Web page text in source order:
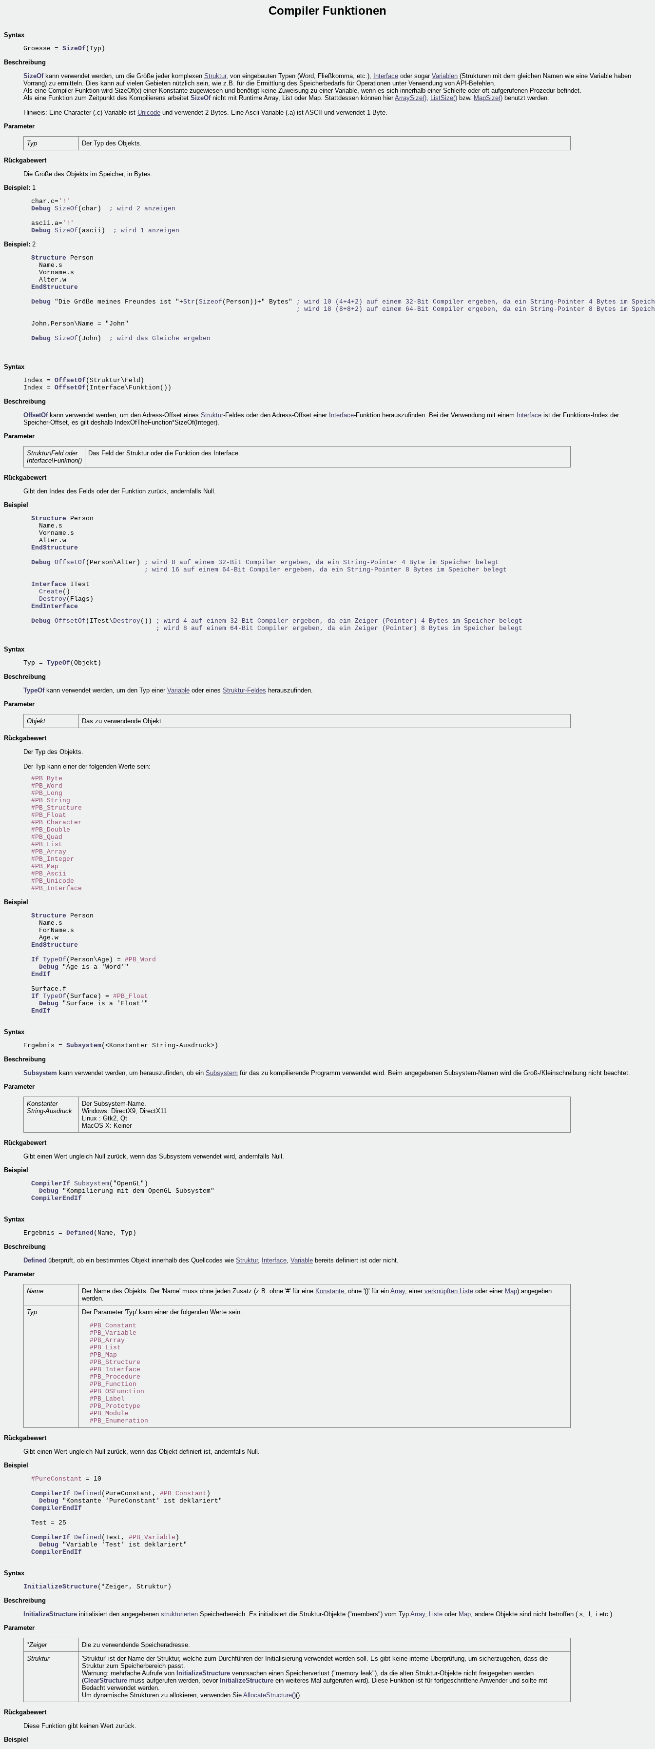
Compiler Funktionen
Syntax
Groesse = SizeOf
Beschreibung
SizeOfkann verwendet werden, um die Größe jeder komplexen Struktur, von eingebauten Typen (Word, Fließkomma, etc.), Interface oder sogar Variablen (Strukturen mit dem gleichen Namen wie eine Variable haben
Vorrang) zu ermitteln. Dies kann auf vielen Gebieten nützlich sein, wie z.B. für die Ermittlung des Speicherbedarfs für Operationen unter Verwendung von API-Befehlen.
Als eine Compiler-Funktion wird SizeOf(x) einer Konstante zugewiesen und benötigt keine Zuweisung zu einer Variable, wenn es sich innerhalb einer Schleife oder oft aufgerufenen Prozedur befindet.
Als eine Funktion zum Zeitpunkt des Kompilierens arbeitet SizeOfnicht mit Runtime Array, List oder Map. Stattdessen können hierArraySize(), ListSize() bzw. MapSize() benutzt werden.
Hinweis: Eine Character (.c) Variable ist Unicode und verwendet 2 Bytes. Eine Ascii-Variable (.a) ist ASCII und verwendet 1 Byte.
Parameter
Typ Der Typ des Objekts.
Rückgabewert
Die Größe des Objekts im Speicher, in Bytes.
Beispiel: 1
  char.c=
'!'
Debug SizeOf (char)
; wird 2 anzeigen
  ascii.a=
'!'
Debug SizeOf (ascii)
; wird 1 anzeigen
Beispiel: 2
Structure Person
    Name.s
    Vorname.s
    Alter.w
EndStructure
Debug "Die Größe meines Freundes ist "+Str ( Sizeof (Person))+" Bytes"
; wird 10 (4+4+2) auf einem 32-Bit Compiler ergeben, da ein String-Pointer 4 Bytes im
; wird 18 (8+8+2) auf einem 64-Bit Compiler ergeben, da ein String-Pointer 8 Bytes im
  John.Person\Name = "John"
Debug SizeOf (John) ; wird das Gleiche ergeben
Syntax
Index = OffsetOf (Struktur\Feld)
Index = OffsetOf
Beschreibung
OffsetOfkann verwendet werden, um den Adress-Offset eines Struktur-Feldes oder den Adress-Offset einer Interface-Funktion herauszufinden. Bei der Verwendung mit einem Interface ist der Funktions-Index der
Speicher-Offset, es gilt deshalb IndexOfTheFunction*SizeOf(Integer).
Parameter
Struktur\Feld oder
Interface\Funktion()
Das Feld der Struktur oder die Funktion des Interface.
Rückgabewert
Gibt den Index des Felds oder der Funktion zurück, andernfalls Null.
Beispiel
Structure Person
    Name.s
    Vorname.s
    Alter.w
EndStructure
Debug OffsetOf (Person\Alter)
; wird 8 auf einem 32-Bit Compiler ergeben, da ein String-Pointer 4 Byte im Speicher belegt
; wird 16 auf einem 64-Bit Compiler ergeben, da ein String-Pointer 8 Bytes im Speicher belegt
Interface
    Create
    Destroy
(Flags)
EndInterface
Debug OffsetOf (ITest\Destroy())
; wird 4 auf einem 32-Bit Compiler ergeben, da ein Zeiger (Pointer) 4 Bytes im Speicher belegt
; wird 8 auf einem 64-Bit Compiler ergeben, da ein Zeiger (Pointer) 8 Bytes im Speicher belegt
Syntax
Typ = TypeOf
Beschreibung
TypeOfkann verwendet werden, um den Typ einer Variable oder eines Struktur-Feldes herauszufinden.
Parameter
Objekt Das zu verwendende Objekt.
Rückgabewert
Der Typ des Objekts.
Der Typ kann einer der folgenden Werte sein:
#PB_Byte
#PB_Word
#PB_Long
#PB_String
#PB_Structure
#PB_Float
#PB_Character
#PB_Double
#PB_Quad
#PB_List
#PB_Array
#PB_Integer
#PB_Map
#PB_Ascii
#PB_Unicode
#PB_Interface
Beispiel
Structure Person
    Name.s
    ForName.s
    Age.w
EndStructure
If TypeOf (Person\Age) = #PB_Word
Debug "Age is a 'Word'"
EndIf
  Surface.f
If TypeOf (Surface) = #PB_Float
Debug "Surface is a 'Float'"
EndIf
Syntax
Ergebnis = Subsystem
Beschreibung
Subsystem kann verwendet werden, um herauszufinden, ob ein Subsystem für das zu kompilierende Programm verwendet wird. Beim angegebenen Subsystem-Namen wird die Groß-/Kleinschreibung nicht beachtet.
Parameter
Konstanter
String-Ausdruck
Der Subsystem-Name.
Windows: DirectX9, DirectX11
Linux : Gtk2, Qt
MacOS X: Keiner
Rückgabewert
Gibt einen Wert ungleich Null zurück, wenn das Subsystem verwendet wird, andernfalls Null.
Beispiel
CompilerIf Subsystem("OpenGL")
Debug "Kompilierung mit dem OpenGL Subsystem"
CompilerEndIf
Syntax
Ergebnis = Defined
Beschreibung
Defined überprüft, ob ein bestimmtes Objekt innerhalb des Quellcodes wie Struktur, Interface, Variable bereits definiert ist oder nicht.
Parameter
Name Der Name des Objekts. Der 'Name' muss ohne jeden Zusatz (z.B. ohne '#' für eine Konstante, ohne '()' für ein Array, einer verknüpften Liste oder einer Map) angegeben
werden.
Typ
Der Parameter 'Typ' kann einer der folgenden Werte sein:
#PB_Constant
#PB_Variable
#PB_Array
#PB_List
#PB_Map
#PB_Structure
#PB_Interface
#PB_Procedure
#PB_Function
#PB_OSFunction
#PB_Label
#PB_Prototype
#PB_Module
#PB_Enumeration
Rückgabewert
Gibt einen Wert ungleich Null zurück, wenn das Objekt definiert ist, andernfalls Null.
Beispiel
#PureConstant = 10
CompilerIf
Defined (PureConstant, #PB_Constant )
Debug "Konstante 'PureConstant' ist deklariert"
CompilerEndIf
  Test = 25
CompilerIf
Defined (Test, #PB_Variable )
Debug "Variable 'Test' ist deklariert"
CompilerEndIf
Syntax
InitializeStructure
Beschreibung
InitializeStructure initialisiert den angegebenen strukturierten Speicherbereich. Es initialisiert die Struktur-Objekte ("members") vom Typ Array, Liste oder Map, andere Objekte sind nicht betroffen (.s, .l, .i etc.).
Parameter
*Zeiger
Die zu verwendende Speicheradresse.
Struktur
'Struktur' ist der Name der Struktur, welche zum Durchführen der Initialisierung verwendet werden soll. Es gibt keine interne Überprüfung, um sicherzugehen, dass die
Struktur zum Speicherbereich passt.
Warnung: mehrfache Aufrufe von InitializeStructure verursachen einen Speicherverlust ("memory leak"), da die alten Struktur-Objekte nicht freigegeben werden
(ClearStructure muss aufgerufen werden, bevor InitializeStructure ein weiteres Mal aufgerufen wird). Diese Funktion ist für fortgeschrittene Anwender und sollte mit
Bedacht verwendet werden.
Um dynamische Strukturen zu allokieren, verwenden Sie AllocateStructure()().
Rückgabewert
Diese Funktion gibt keinen Wert zurück.
Beispiel